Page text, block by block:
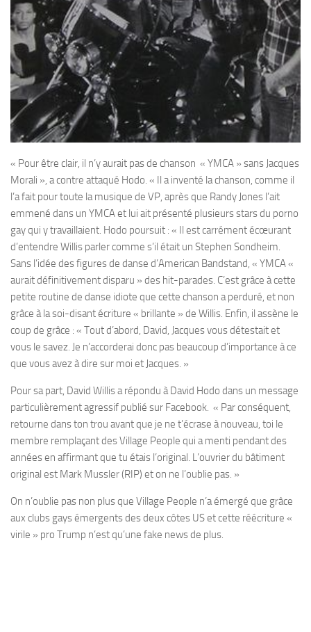
« Pour être clair, il n’y aurait pas de chanson « YMCA » sans Jacques
Morali », a contre attaqué Hodo. « Il a inventé la chanson, comme il
l’a fait pour toute la musique de VP, après que Randy Jones l’ait
emmené dans un YMCA et lui ait présenté plusieurs stars du porno
gay qui y travaillaient. Hodo poursuit : « Il est carrément écœurant
d’entendre Willis parler comme s’il était un Stephen Sondheim.
Sans l’idée des figures de danse d’American Bandstand, « YMCA «
aurait définitivement disparu » des hit-parades. C’est grâce à cette
petite routine de danse idiote que cette chanson a perduré, et non
grâce à la soi-disant écriture « brillante » de Willis. Enfin, il assène le
coup de grâce : « Tout d’abord, David, Jacques vous détestait et
vous le savez. Je n’accorderai donc pas beaucoup d’importance à ce
que vous avez à dire sur moi et Jacques. »
Pour sa part, David Willis a répondu à David Hodo dans un message
particulièrement agressif publié sur Facebook. « Par conséquent,
retourne dans ton trou avant que je ne t’écrase à nouveau, toi le
membre remplaçant des Village People qui a menti pendant des
années en affirmant que tu étais l’original. L’ouvrier du bâtiment
original est Mark Mussler (RIP) et on ne l’oublie pas. »
On n’oublie pas non plus que Village People n’a émergé que grâce
aux clubs gays émergents des deux côtes US et cette réécriture «
virile » pro Trump n’est qu’une fake news de plus.